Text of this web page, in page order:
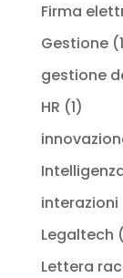
Firma
Gestione
gestione
HR (1)
interazioni
Legaltech
Lettera